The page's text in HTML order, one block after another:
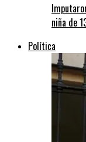
niña de
Política